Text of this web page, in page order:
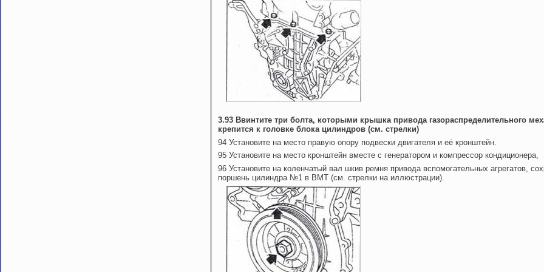
3.93 Ввинтите три болта, которыми крышка привода газораспределительного
крепится к головке блока цилиндров (см. стрелки)
94 Установите на место правую опору подвески двигателя и её кронштейн.
95 Установите на место кронштейн вместе с генератором и компрессор кондиционера,
96 Установите на коленчатый вал шкив ремня привода вспомогательных агрегатов,
поршень цилиндра №1 в ВМТ (см. стрелки на иллюстрации).